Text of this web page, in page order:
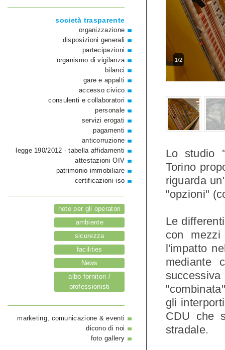
società trasparente
organizzazione
disposizioni generali
partecipazioni
organismo di vigilanza
bilanci
gare e appalti
accesso civico
consulenti e collaboratori
personale
servizi erogati
pagamenti
anticorruzione
legge 190/2012 - tabella affidamenti
attestazioni OIV
patrimonio immobiliare
certificazioni iso
note per gli operatori
ambiente
sicurezza
facilities
News
albo fornitori /
professionisti
marketing, comunicazione & eventi
dicono di noi
foto gallery
1/2
Lo studio
Torino
riguarda
"opzioni"
Le
con
l'impatto
mediante
gli
CDU che
stradale.